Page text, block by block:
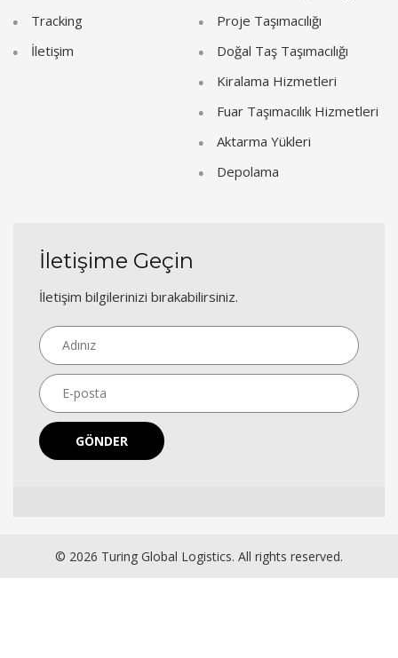
Tracking
İletişim
Proje Taşımacılığı
Doğal Taş Taşımacılığı
Kiralama Hizmetleri
Fuar Taşımacılık Hizmetleri
Aktarma Yükleri
Depolama
İletişime Geçin
İletişim bilgilerinizi bırakabilirsiniz.
GÖNDER
© 2026 Turing Global Logistics. All rights reserved.